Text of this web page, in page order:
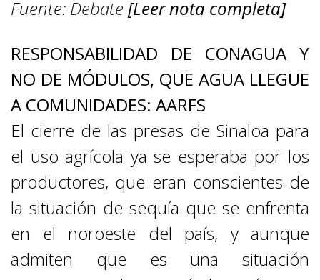
Fuente: Debate [Leer nota completa]
RESPONSABILIDAD DE CONAGUA Y
NO DE MÓDULOS, QUE AGUA LLEGUE
A COMUNIDADES: AARFS
El cierre de las presas de Sinaloa para
el uso agrícola ya se esperaba por los
productores, que eran conscientes de
la situación de sequía que se enfrenta
en el noroeste del país, y aunque
admiten que es una situación